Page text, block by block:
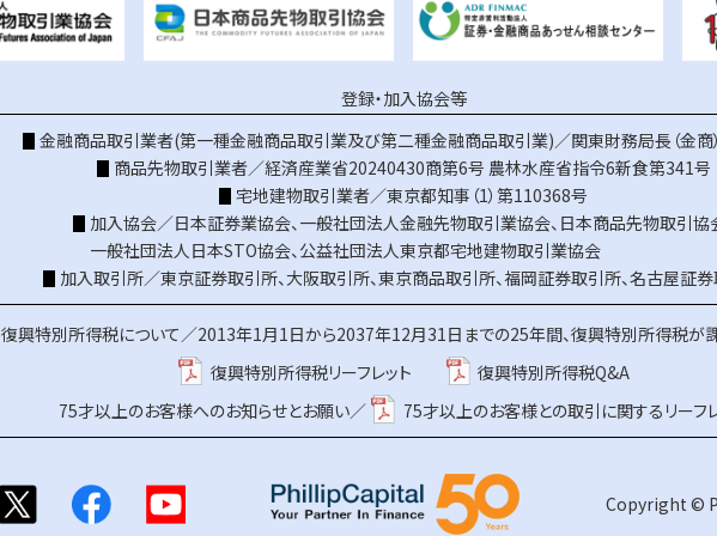
登録・加入協会等
金融商品取引業者(第一種金融商品取引業及び第二種金融商品取引業)／関東財務局長（金商
商品先物取引業者／経済産業省20240430商第6号 農林水産省指令6新食第341号
宅地建物取引業者／東京都知事（1）第110368号
加入協会／日本証券業協会、 一般社団法人金融先物取引業協会、 日本商品先物取引協
一般社団法人日本STO協会、 公益社団法人東京都宅地建物取引業協会
加入取引所／東京証券取引所、大阪取引所、東京商品取引所、福岡証券取引所、名古屋証
復興特別所得税について／2013年1月1日から2037年12月31日までの25年間、復興特別所得税が課
復興特別所得税リーフレット
復興特別所得税Q&A
75才以上のお客様へのお知らせとお願い／
75才以上のお客様との取引に関するリーフ
Copyright ©